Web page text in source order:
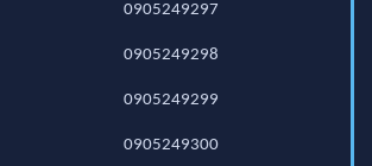
0905249297
0905249298
0905249299
0905249300